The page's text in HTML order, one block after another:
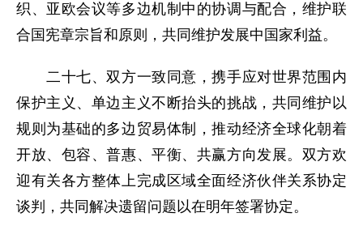
织、亚欧会议等多边机制中的协调与配合，维护联
合国宪章宗旨和原则，共同维护发展中国家利益。
二十七、双方一致同意，携手应对世界范围内
保护主义、单边主义不断抬头的挑战，共同维护以
规则为基础的多边贸易体制，推动经济全球化朝着
开放、包容、普惠、平衡、共赢方向发展。双方欢
迎有关各方整体上完成区域全面经济伙伴关系协定
谈判，共同解决遗留问题以在明年签署协定。